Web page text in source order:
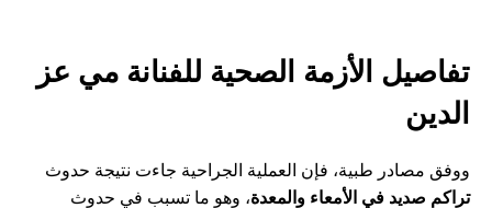
تفاصيل الأزمة الصحية للفنانة مي عز
الدين
ووفق مصادر طبية، فإن العملية الجراحية جاءت نتيجة حدوث
تراكم صديد في الأمعاء والمعدة، وهو ما تسبب في حدوث